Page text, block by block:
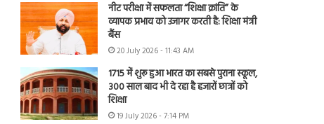
नीट परीक्षा में सफलता “शिक्षा क्रांति” के
व्यापक प्रभाव को उजागर करती है: शिक्षा मंत्री
बैंस
20 July 2026 - 11:43 AM
1715 में शुरू हुआ भारत का सबसे पुराना स्कूल,
300 साल बाद भी दे रहा है हजारों छात्रों को
शिक्षा
19 July 2026 - 7:14 PM